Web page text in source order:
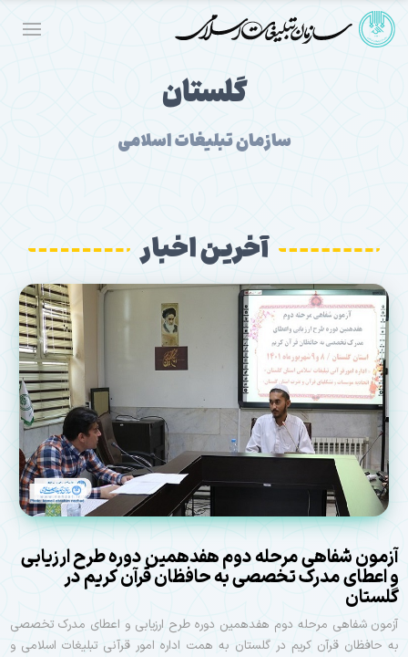
گلستان
سازمان تبلیغات اسلامی
آخرین اخبار
آزمون شفاهی مرحله دوم هفدهمین دوره طرح ارزیابی
و اعطای مدرک تخصصی به حافظان قرآن کریم در
گلستان
آزمون شفاهی مرحله دوم هفدهمین دوره طرح ارزیابی و اعطای مدرک تخصصی
به حافظان قرآن کریم در گلستان به همت اداره امور قرآنی تبلیغات اسلامی و